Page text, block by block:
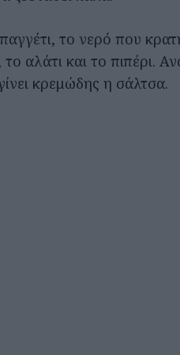
το νερό που
αλάτι και το πιπέρι.
κρεμώδης η σάλτσα.